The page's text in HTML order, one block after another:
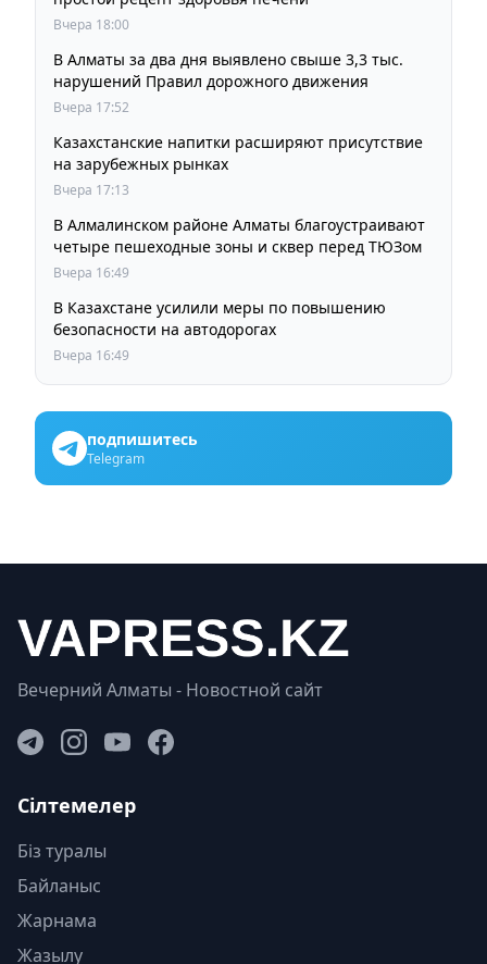
Вчера 18:00
В Алматы за два дня выявлено свыше 3,3 тыс.
нарушений Правил дорожного движения
Вчера 17:52
Казахстанские напитки расширяют присутствие
на зарубежных рынках
Вчера 17:13
В Алмалинском районе Алматы благоустраивают
четыре пешеходные зоны и сквер перед ТЮЗом
Вчера 16:49
В Казахстане усилили меры по повышению
безопасности на автодорогах
Вчера 16:49
подпишитесь
Telegram
Вечерний Алматы - Новостной сайт
Сілтемелер
Біз туралы
Байланыс
Жарнама
Жазылу